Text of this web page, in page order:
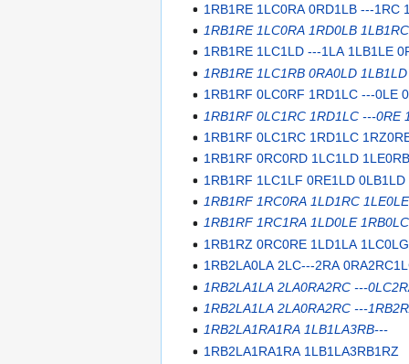
1RB1RE 1LC0RA 0RD1LB ---1RC
1RB1RE 1LC0RA 1RD0LB
1RB1RE 1LC1LD ---1LA 1LB1LE
1RB1RE 1LC1RB 0RA0LD
1RB1RF 0LC0RF 1RD1LC ---0LE
1RB1RF 0LC1RC 1RD1LC ---0RE
1RB1RF 0LC1RC 1RD1LC
1RB1RF 0RC0RD 1LC1LD
1RB1RF 1LC1LF 0RE1LD
1RB1RF 1RC0RA 1LD1RC
1RB1RF 1RC1RA 1LD0LE
1RB1RZ 0RC0RE 1LD1LA
1RB2LA0LA 2LC---2RA
1RB2LA1LA 2LA0RA2RC ---
1RB2LA1LA 2LA0RA2RC ---
1RB2LA1RA1RA 1LB1LA3RB---
1RB2LA1RA1RA 1LB1LA3RB1RZ